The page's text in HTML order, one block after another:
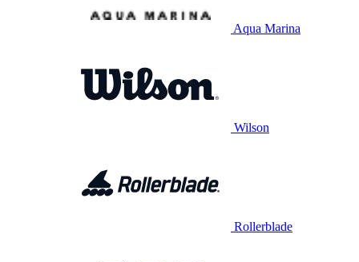
Aqua Marina
Wilson
Rollerblade